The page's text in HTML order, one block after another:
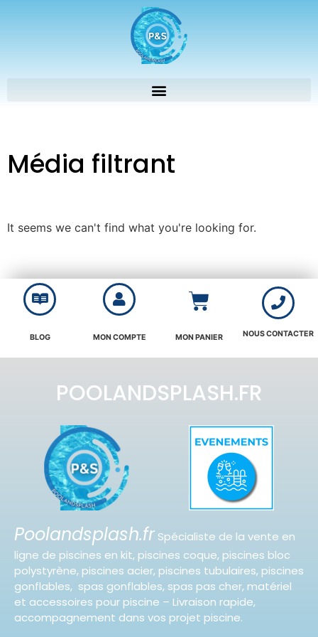
Média filtrant
It seems we can't find what you're looking for.
BLOG MON COMPTE MON PANIER NOUS CONTACTER
POOLANDSPLASH.FR
Poolandsplash.fr Spécialiste de la vente en
ligne de piscines en kit, piscines coque, piscines bloc
polystyrène, piscines acier, piscines tubulaires, piscines
gonflables, spas gonflables, spas pas cher, matériel
et accessoires pour piscine – Livraison rapide,
accompagnement dans vos projet piscine.